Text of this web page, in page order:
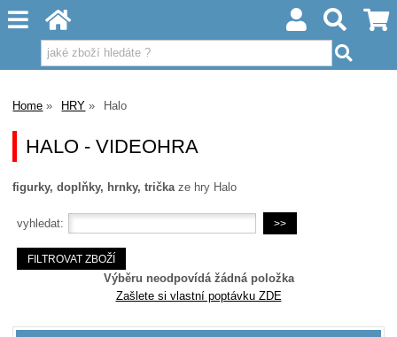
Home HRY Halo
HALO - VIDEOHRA
figurky, doplňky, hrnky, trička ze hry Halo
vyhledat:
Výběru neodpovídá žádná položka
Zašlete si vlastní poptávku ZDE